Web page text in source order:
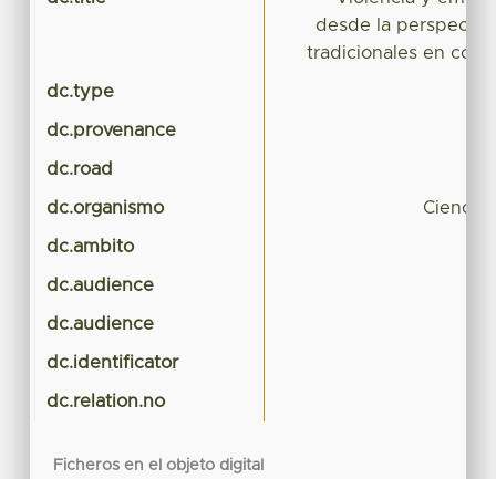
desde la
tradicionales en
dc.type
dc.provenance
dc.road
dc.organismo
dc.ambito
dc.audience
dc.audience
dc.identificator
dc.relation.no
Ficheros en el objeto digital